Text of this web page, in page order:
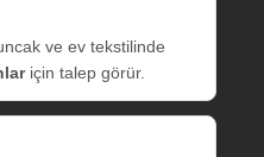
ve ev tekstilinde
için talep görür.